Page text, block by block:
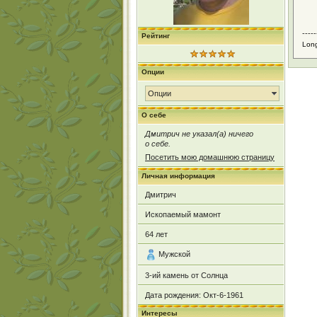
Рейтинг
Опции
Опции
О себе
Дмитрич не указал(а) ничего
о себе.
Посетить мою домашнюю страницу
Личная информация
Дмитрич
Ископаемый мамонт
64 лет
Мужской
3-ий камень от Солнца
Дата рождения: Окт-6-1961
Интересы